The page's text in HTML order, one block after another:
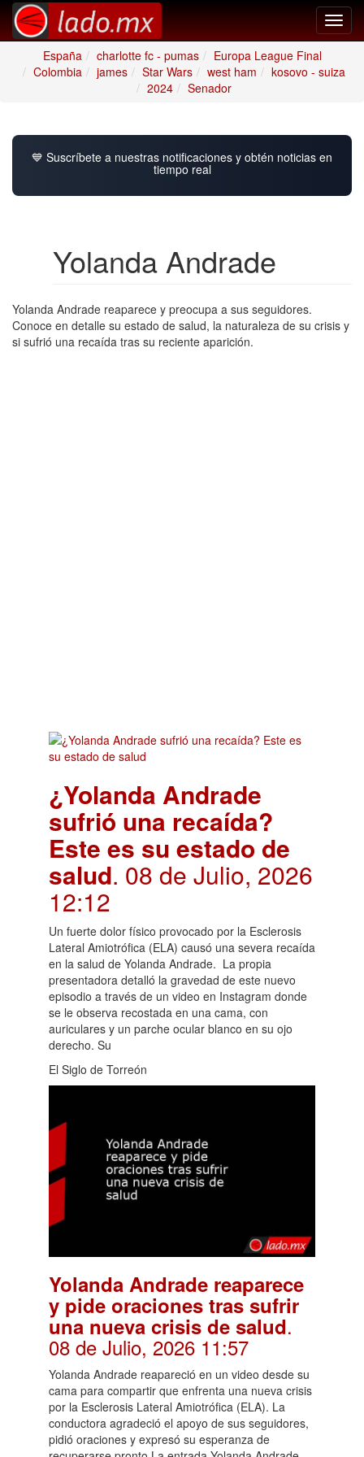
España
charlotte fc - pumas
Europa League Final
Colombia
james Star Wars west ham
kosovo - suiza
2024
Senador
💙 Suscríbete a nuestras notificaciones y obtén noticias en
tiempo real
Yolanda Andrade
Yolanda Andrade reaparece y preocupa a sus seguidores.
Conoce en detalle su estado de salud, la naturaleza de su crisis y
si sufrió una recaída tras su reciente aparición.
¿Yolanda Andrade
sufrió una recaída?
Este es su estado de
salud. 08 de Julio, 2026
12:12
Un fuerte dolor físico provocado por la Esclerosis
Lateral Amiotrófica (ELA) causó una severa recaída
en la salud de Yolanda Andrade. La propia
presentadora detalló la gravedad de este nuevo
episodio a través de un video en Instagram donde
se le observa recostada en una cama, con
auriculares y un parche ocular blanco en su ojo
derecho. Su
El Siglo de Torreón
Yolanda Andrade reaparece
y pide oraciones tras sufrir
una nueva crisis de salud.
08 de Julio, 2026 11:57
Yolanda Andrade reapareció en un video desde su
cama para compartir que enfrenta una nueva crisis
por la Esclerosis Lateral Amiotrófica (ELA). La
conductora agradeció el apoyo de sus seguidores,
pidió oraciones y expresó su esperanza de